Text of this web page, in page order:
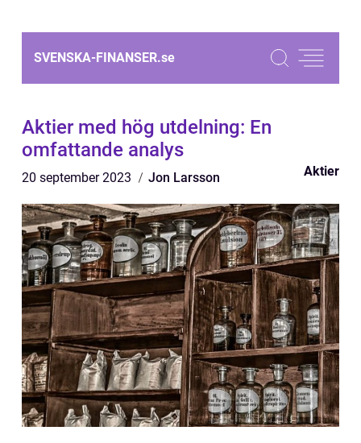
SVENSKA-FINANSER.se
Aktier med hög utdelning: En
omfattande analys
20 september 2023 Jon Larsson Aktier